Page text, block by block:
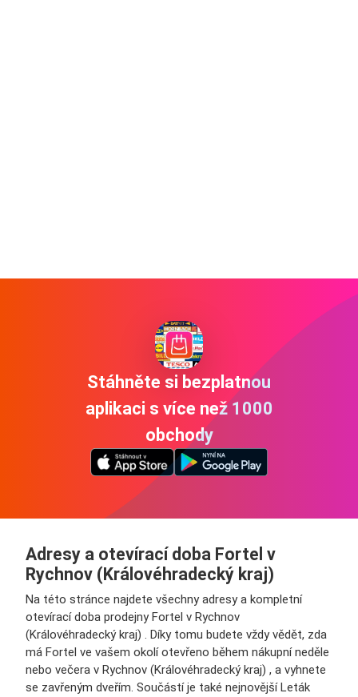
Stáhněte si bezplatnou
aplikaci s více než 1000
obchody
Adresy a otevírací doba Fortel v
Rychnov (Královéhradecký kraj)
Na této stránce najdete všechny adresy a kompletní
otevírací doba prodejny Fortel v Rychnov
(Královéhradecký kraj) . Díky tomu budete vždy vědět, zda
má Fortel ve vašem okolí otevřeno během nákupní neděle
nebo večera v Rychnov (Královéhradecký kraj) , a vyhnete
se zavřeným dveřím. Součástí je také nejnovější Leták